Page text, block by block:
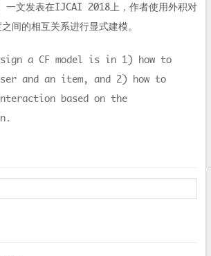
文发表在IJCAI 2018上，作者使用外积对
间的相互关系进行显式建模。
a CF model is in 1) how to
and an item, and 2) how to
based on the